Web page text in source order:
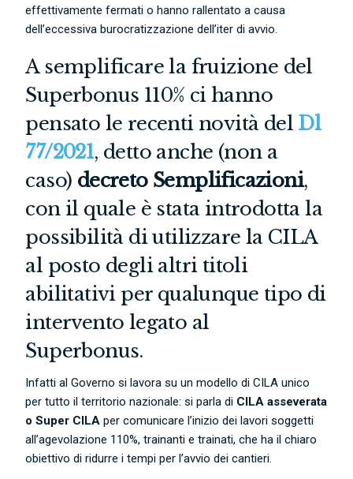
effettivamente fermati o hanno rallentato a causa
dell’eccessiva burocratizzazione dell’iter di avvio.
A semplificare la fruizione del
Superbonus 110% ci hanno
pensato le recenti novità del Dl
77/2021, detto anche (non a
caso) decreto Semplificazioni,
con il quale è stata introdotta la
possibilità di utilizzare la CILA
al posto degli altri titoli
abilitativi per qualunque tipo di
intervento legato al
Superbonus.
Infatti al Governo si lavora su un modello di CILA unico
per tutto il territorio nazionale: si parla di CILA asseverata
o Super CILA per comunicare l’inizio dei lavori soggetti
all’agevolazione 110%, trainanti e trainati, che ha il chiaro
obiettivo di ridurre i tempi per l’avvio dei cantieri.